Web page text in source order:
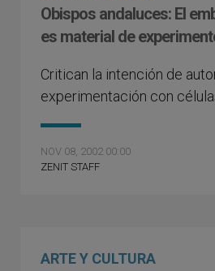
Obispos andaluces: El
es material de
Critican la intención de
experimentación con
NOV 08, 2002 00:00
ZENIT STAFF
ARTE Y CULTURA